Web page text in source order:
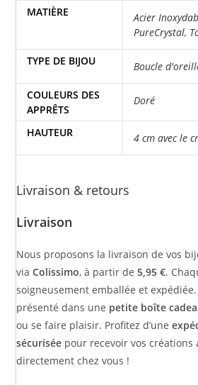
MATIÈRE Acier
PureCrystal,
TYPE DE BIJOU Boucle
COULEURS DES
APPRÊTS
Doré
HAUTEUR 4 cm avec le
Livraison & retours
Livraison
Nous proposons la livraison de vos
viaColissimo, à partir de5,95 €.
soigneusement emballée et
présenté dans une petite boîte
ou se faire plaisir. Profitez d’une
sécurisée pour recevoir vos créations
directement chez vous !